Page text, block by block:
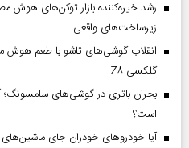
زیرساخت‌های واقعی
انقلاب گوشی‌های تاشو‌ با طعم هوش
گلکسی Z۸
است؟
آیا خودروهای خودران جای